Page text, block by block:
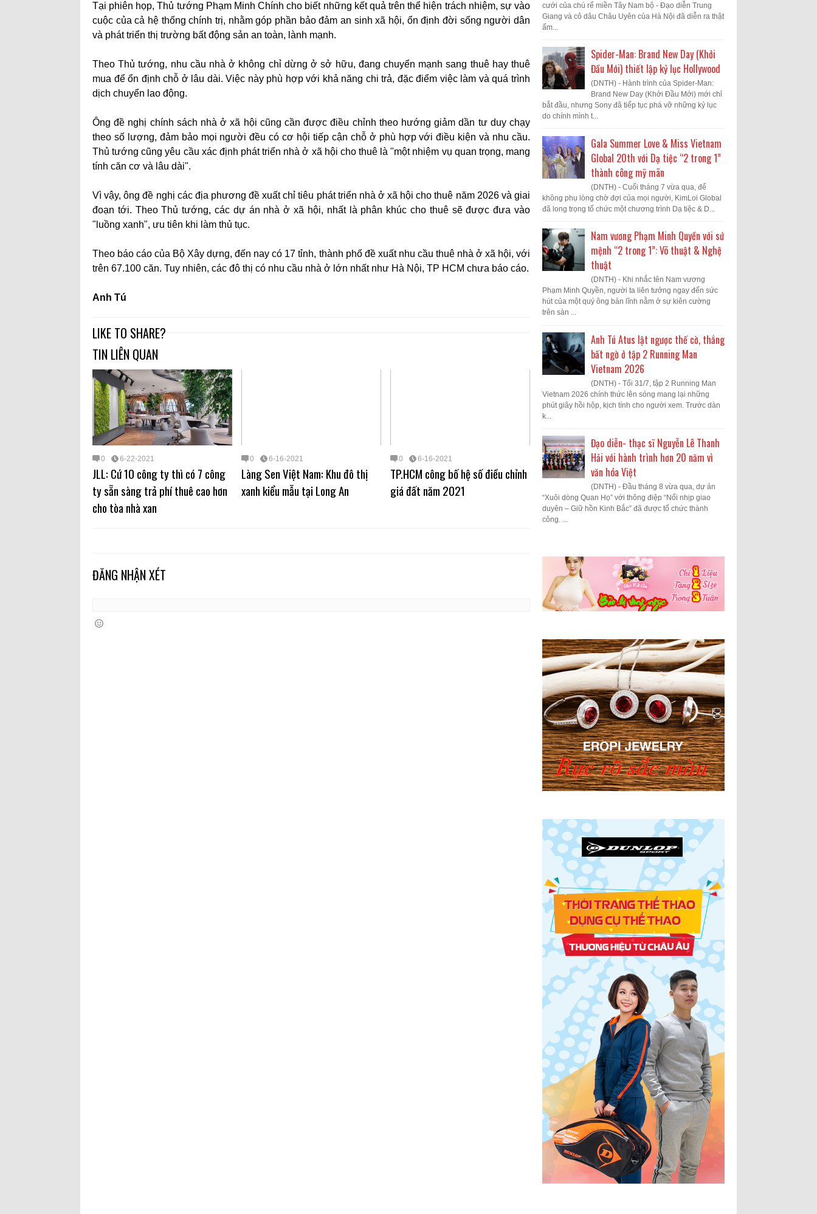
Tại phiên họp, Thủ tướng Phạm Minh Chính cho biết những kết quả trên thể hiện trách nhiệm, sự vào
cuộc của cả hệ thống chính trị, nhằm góp phần bảo đảm an sinh xã hội, ổn định đời sống người dân
và phát triển thị trường bất động sản an toàn, lành mạnh.
Theo Thủ tướng, nhu cầu nhà ở không chỉ dừng ở sở hữu, đang chuyển mạnh sang thuê hay thuê
mua để ổn định chỗ ở lâu dài. Việc này phù hợp với khả năng chi trả, đặc điểm việc làm và quá trình
dịch chuyển lao động.
Ông đề nghị chính sách nhà ở xã hội cũng cần được điều chỉnh theo hướng giảm dần tư duy chạy
theo số lượng, đảm bảo mọi người đều có cơ hội tiếp cận chỗ ở phù hợp với điều kiện và nhu cầu.
Thủ tướng cũng yêu cầu xác định phát triển nhà ở xã hội cho thuê là "một nhiệm vụ quan trọng, mang
tính căn cơ và lâu dài".
Vì vậy, ông đề nghị các địa phương đề xuất chỉ tiêu phát triển nhà ở xã hội cho thuê năm 2026 và giai
đoạn tới. Theo Thủ tướng, các dự án nhà ở xã hội, nhất là phân khúc cho thuê sẽ được đưa vào
"luồng xanh", ưu tiên khi làm thủ tục.
Theo báo cáo của Bộ Xây dựng, đến nay có 17 tỉnh, thành phố đề xuất nhu cầu thuê nhà ở xã hội, với
trên 67.100 căn. Tuy nhiên, các đô thị có nhu cầu nhà ở lớn nhất như Hà Nội, TP HCM chưa báo cáo.
Anh Tú
LIKE TO SHARE?
TIN LIÊN QUAN
0 6-22-2021
JLL: Cứ 10 công ty thì có 7 công
ty sẵn sàng trả phí thuê cao hơn
cho tòa nhà xan
0 6-16-2021
Làng Sen Việt Nam: Khu đô thị
xanh kiểu mẫu tại Long An
0 6-16-2021
TP.HCM công bố hệ số điều chỉnh
giá đất năm 2021
ĐĂNG NHẬN XÉT
cưới của chú rể miền Tây Nam bộ - Đạo diễn Trung
Giang và cô dâu Châu Uyên của Hà Nội đã diễn ra thật
ấm...
Spider-Man: Brand New Day (Khởi
Đầu Mới) thiết lập kỷ lục Hollywood
(DNTH) - Hành trình của Spider-Man:
Brand New Day (Khởi Đầu Mới) mới chỉ
bắt đầu, nhưng Sony đã tiếp tục phá vỡ những kỷ lục
do chính mình t...
Gala Summer Love & Miss Vietnam
Global 20th với Dạ tiệc “2 trong 1”
thành công mỹ mãn
(DNTH) - Cuối tháng 7 vừa qua, để
không phụ lòng chờ đợi của mọi người, KimLoi Global
đã long trọng tổ chức một chương trình Dạ tiệc & D...
Nam vương Phạm Minh Quyền với sứ
mệnh “2 trong 1”: Võ thuật & Nghệ
thuật
(DNTH) - Khi nhắc tên Nam vương
Phạm Minh Quyền, người ta liên tưởng ngay đến sức
hút của một quý ông bản lĩnh nằm ở sự kiên cường
trên sàn ...
Anh Tú Atus lật ngược thế cờ, thắng
bất ngờ ở tập 2 Running Man
Vietnam 2026
(DNTH) - Tối 31/7, tập 2 Running Man
Vietnam 2026 chính thức lên sóng mang lại những
phút giây hồi hộp, kịch tính cho người xem. Trước dàn
k...
Đạo diễn- thạc sĩ Nguyễn Lê Thanh
Hải với hành trình hơn 20 năm vì
văn hóa Việt
(DNTH) - Đầu tháng 8 vừa qua, dự án
“Xuôi dòng Quan Họ” với thông điệp “Nối nhịp giao
duyên – Giữ hồn Kinh Bắc” đã được tổ chức thành
công. ...